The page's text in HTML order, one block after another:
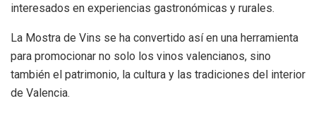
interesados en experiencias gastronómicas y rurales.
La Mostra de Vins se ha convertido así en una herramienta
para promocionar no solo los vinos valencianos, sino
también el patrimonio, la cultura y las tradiciones del interior
de Valencia.